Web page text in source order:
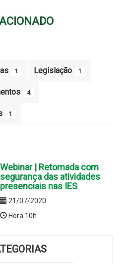
1 Legislação 1
4
1
Webinar | Retomada com
segurança das atividades
presenciais nas IES
21/07/2020
Hora:10h